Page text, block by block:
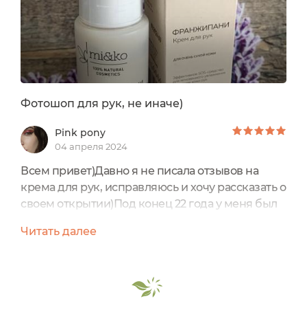
Фотошоп для рук, не иначе)
Pink pony
04 апреля 2024
Всем привет)Давно я не писала отзывов на
крема для рук, исправляюсь и хочу рассказать о
своем открытии)Под конец 22 года у меня был
косметики, а тут пошла рытья в своей коробке и
пользоваться:D Серия "Франжипани" у меня
Читать далее